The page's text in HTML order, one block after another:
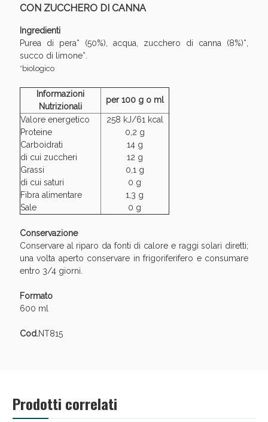
CON ZUCCHERO DI CANNA
Ingredienti
Purea di pera* (50%), acqua, zucchero di canna (8%)*,
succo di limone*.
*biologico
Informazioni
Nutrizionali
per 100 g o ml
Valore energetico
Proteine
Carboidrati
di cui zuccheri
Grassi
di cui saturi
Fibra alimentare
Sale
258 kJ/61 kcal
0,2 g
14 g
12 g
0,1 g
0 g
1,3 g
0 g
Conservazione
Conservare al riparo da fonti di calore e raggi solari diretti;
una volta aperto conservare in frigoriferifero e consumare
entro 3/4 giorni.
Formato
600 ml
Cod.NT815
Prodotti correlati
Sconto fino al 55% disponibile oggi!